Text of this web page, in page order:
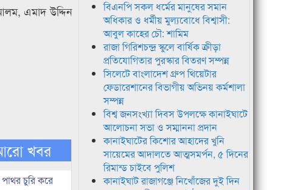
এমাদ উদ্দিন
খবর
চুরি করে
বিএনপি সকল ধর্মের মানুষের সমান
অধিকার ও ধর্মীয় মুল্যবোধে বিশ্বাসী:
আবুল কাহের চৌ: শামিম
রাজা গিরিশচন্দ্র স্কুলে বার্ষিক ক্রীড়া
প্রতিযোগিতার পুরস্কার বিতরণ সম্পন্ন
সিলেটে বাংলাদেশ গ্রুপ থিয়েটার
ফেডারেশানের বিভাগীয় অভিনয় কর্মশালা
সম্পন্ন
বিশ্ব জনসংখ্যা দিবস উপলক্ষে কানাইঘাটে
আলোচনা সভা ও সম্মাননা প্রদান
কানাইঘাটের কিশোর আহাদের খুনি
সায়েমের আদালতে আত্মসমর্পন, ৫ দিনের
রিমান্ড চাইবে পুলিশ
কানাইঘাট রাজাগঞ্জে নিখোঁজের দুই দিন